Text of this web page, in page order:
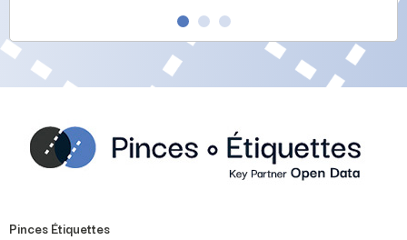
Pinces Étiquettes